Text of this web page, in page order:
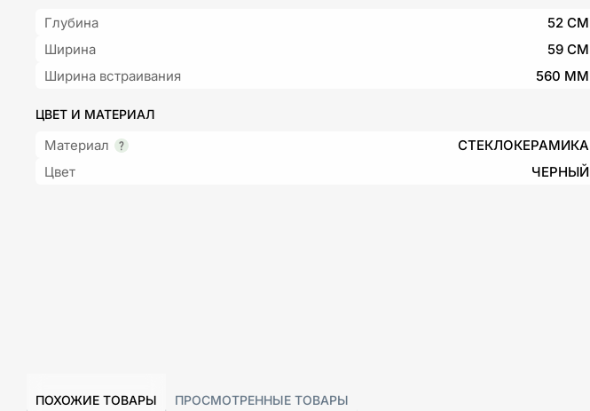
Глубина
52 СМ
Ширина
59 СМ
Ширина встраивания
560 ММ
ЦВЕТ И МАТЕРИАЛ
Материал
СТЕКЛОКЕРАМИКА
Цвет
ЧЕРНЫЙ
ПОХОЖИЕ ТОВАРЫ ПРОСМОТРЕННЫЕ ТОВАРЫ